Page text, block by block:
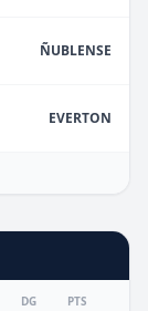
ÑUBLENSE
EVERTON
DG PTS